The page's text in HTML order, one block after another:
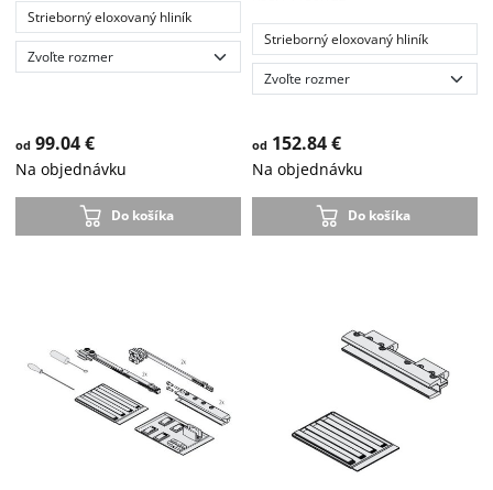
Strieborný eloxovaný hliník
od99.04 €
Na objednávku
Do košíka
Strieborný eloxovaný hliník
od 152.84 €
Na objednávku
Do košíka